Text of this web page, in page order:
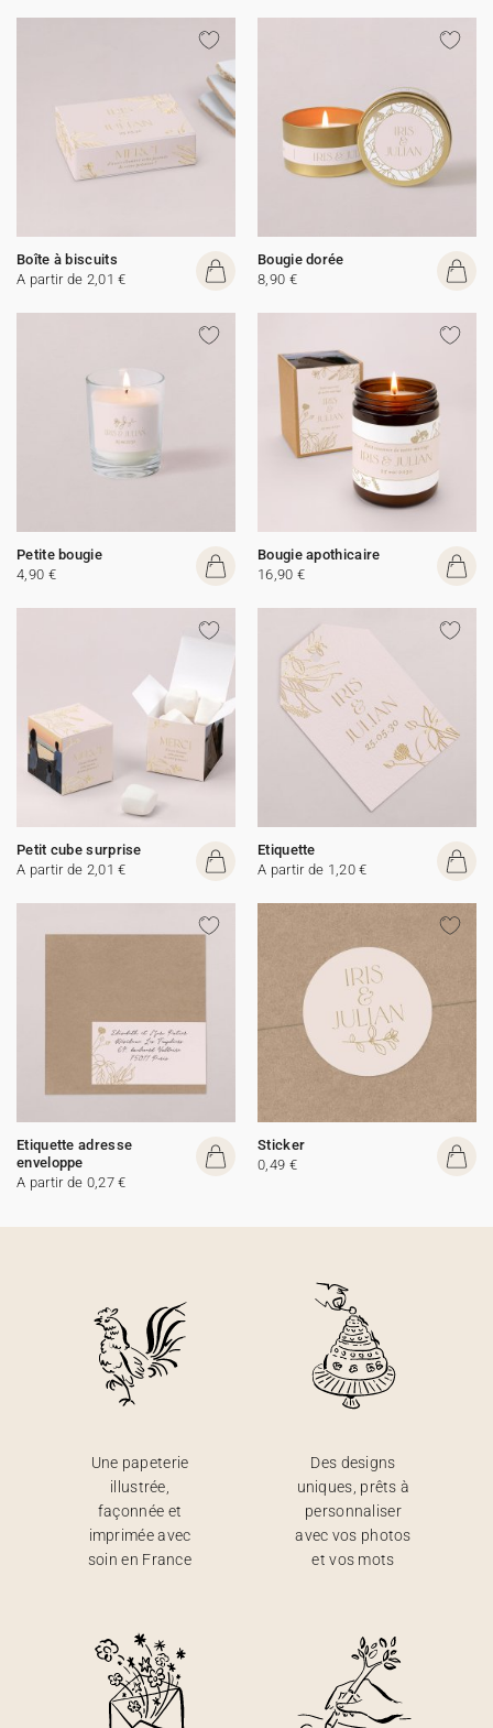
Boîte à biscuits
A partir de 2,01 €
Bougie dorée
8,90 €
Petite bougie
4,90 €
Bougie apothicaire
16,90 €
Petit cube surprise
A partir de 2,01 €
Etiquette
A partir de 1,20 €
Etiquette adresse
enveloppe
A partir de 0,27 €
Sticker
0,49 €
Une papeterie
illustrée,
façonnée et
imprimée avec
soin en France
Des designs
uniques, prêts à
personnaliser
avec vos photos
et vos mots